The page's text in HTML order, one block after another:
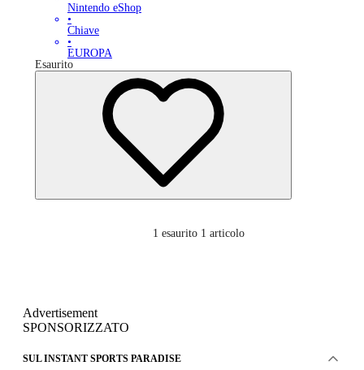
Nintendo eShop
•
Chiave
•
EUROPA
Esaurito
1 esaurito 1 articolo
Advertisement
SPONSORIZZATO
SUL INSTANT SPORTS PARADISE